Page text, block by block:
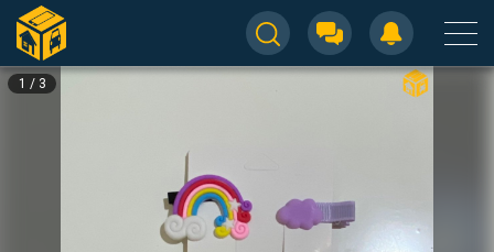
1 / 3